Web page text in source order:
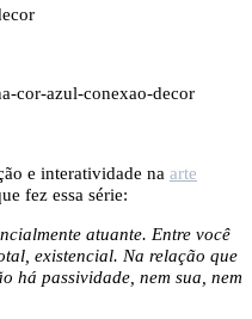
e interatividade na arte
fez essa série:
atuante. Entre você
existencial. Na relação que
há passividade, nem sua, nem